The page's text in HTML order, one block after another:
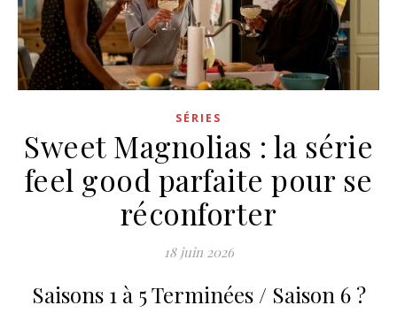
SÉRIES
Sweet Magnolias : la série
feel good parfaite pour se
réconforter
18 juin 2026
Saisons 1 à 5 Terminées / Saison 6 ?